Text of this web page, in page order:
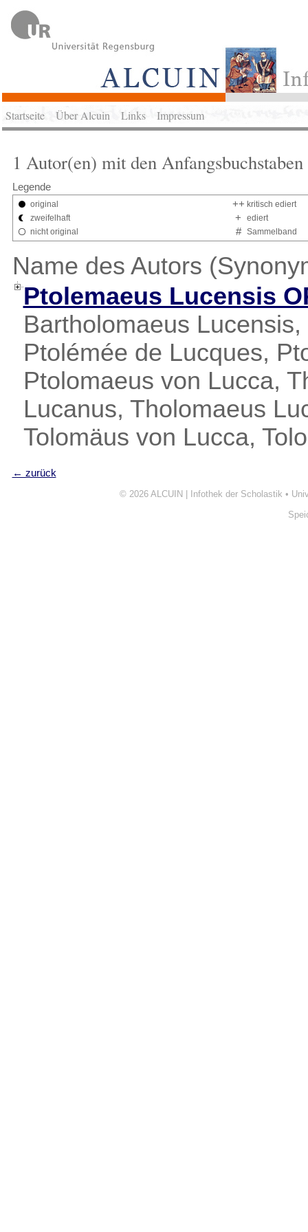
Startseite Über Alcuin Links Impressum
1 Autor(en) mit den
Legende
original ++ kritisch ediert
zweifelhaft
+
ediert
nicht original
# Sammelband
Name des Autors
Ptolemaeus Lucensis
Bartholomaeus
Ptolémée de Lucques,
Ptolomaeus von Lucca,
Lucanus, Tholomaeus
Tolomäus von Lucca,
← zurück
© 2026 ALCUIN | Infothek der Scholastik •